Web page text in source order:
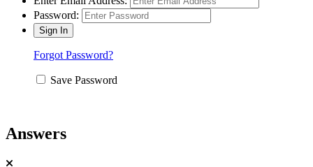
Password:
Forgot Password?
Save Password
Answers